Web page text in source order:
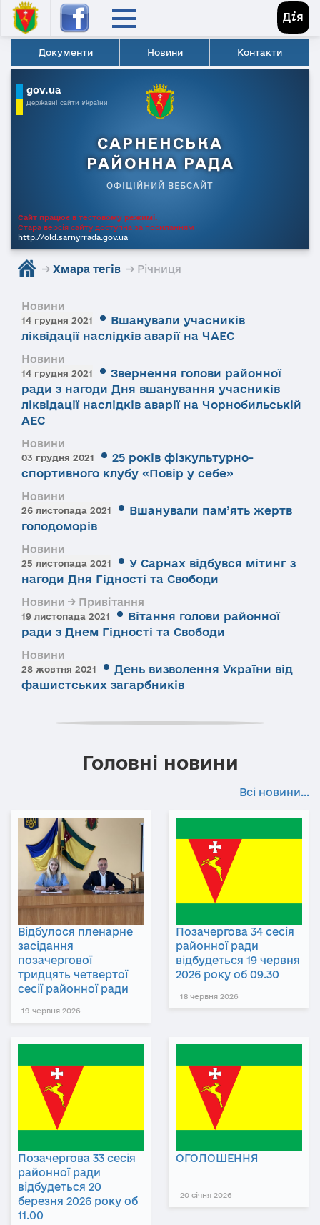
Документи Новини Контакти
gov.ua
Державні сайти України
САРНЕНСЬКА
РАЙОННА РАДА
ОФІЦІЙНИЙ ВЕБСАЙТ
Сайт працює в тестовому режимі.
Стара версія сайту доступна за посиланням
http://old.sarnyrrada.gov.ua
→ Хмара тегів → Річниця
Новини
14 грудня 2021
Вшанували учасників
ліквідації наслідків аварії на ЧАЕС
Новини
14 грудня 2021
Звернення голови районної
ради з нагоди Дня вшанування учасників
ліквідації наслідків аварії на Чорнобильській
АЕС
Новини
03 грудня 2021
25 років фізкультурно-
спортивного клубу «Повір у себе»
Новини
26 листопада 2021
Вшанували пам’ять жертв
голодоморів
Новини
25 листопада 2021
У Сарнах відбувся мітинг з
нагоди Дня Гідності та Свободи
Новини → Привітання
19 листопада 2021
Вітання голови районної
ради з Днем Гідності та Свободи
Новини
28 жовтня 2021
День визволення України від
фашистських загарбників
Головні новини
Всі новини...
Відбулося пленарне
засідання
позачергової
тридцять четвертої
сесії районної ради
19 червня 2026
Позачергова 34 сесія
районної ради
відбудеться 19 червня
2026 року об 09.30
18 червня 2026
Позачергова 33 сесія
районної ради
відбудеться 20
березня 2026 року об
11.00
ОГОЛОШЕННЯ
20 січня 2026